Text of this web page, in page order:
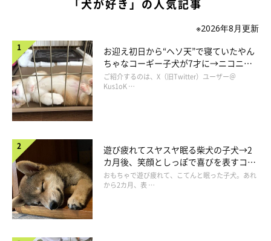
「犬が好き」の人気記事
※2026年8月更新
お迎え初日から“ヘソ天”で寝ていたやん
ちゃなコーギー子犬が7才に→ニコニ
コ“コーギースマイル”が魅力のコに成
長！
ご紹介するのは、X（旧Twitter）ユーザー＠
Kus1oK …
遊び疲れてスヤスヤ眠る柴犬の子犬→2
カ月後、笑顔としっぽで喜びを表すコに
成長！
おもちゃで遊び疲れて、こてんと眠った子犬。あれ
から2カ月、表 …